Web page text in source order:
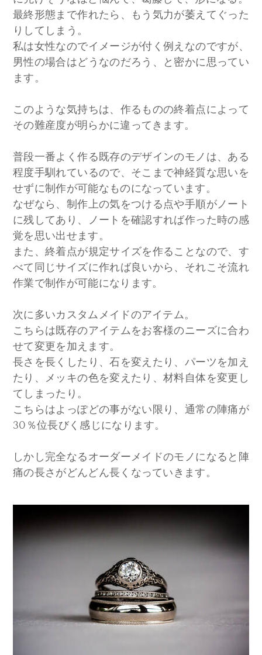
最終形態まで作れたら、もう気力が萎えてぐった
りしてしまう。
私は女性なのでイメージが付く例えなのですが、
男性の場合はどうなのだろう、と密かに思ってい
ます。
このような気持ちは、作るものの終着点によって
その難産度が明らかに違ってきます。
普段一番よく作る既存のデザインのモノは、ある
程度手馴れているので、そこまで神経質な思いを
せずに制作が可能なものになっています。
なぜなら、制作上の気をつける点や手順がノート
に残してあり、ノートを確認すれば作った時の感
覚を思い出せます。
また、終着点が規定サイズを作ることなので、す
べて同じサイズに作れば良いから、それこそ流れ
作業で制作が可能になります。
次に多いカスタムメイドのアイテム。
こちらは既存のアイテムをお客様のニーズに合わ
せて変更を加えます。
長さを長くしたり、石を変えたり、パーツを加え
たり、メッキの色を変えたり、材料自体を変更し
てしまったり。
こちらはよっぽどの事がない限り、通常の陣痛が
30％位長びく感じになります。
しかし完全なるオーダーメイドのモノになると陣
痛の長さがどんどん長くなっていきます。